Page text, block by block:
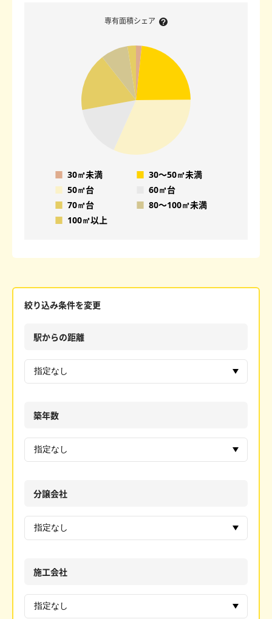
専有面積シェア
■ 30㎡未満 ■ 30〜50㎡未満
■ 50㎡台
60㎡台
■ 70㎡台 ■ 80〜100㎡未満
■ 100㎡以上
絞り込み条件を変更
駅からの距離
築年数
分譲会社
施工会社